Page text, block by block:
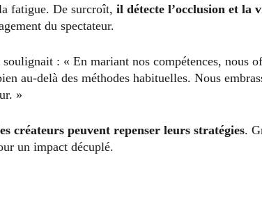
fatigue. De surcroît, il détecte l’occlusion et la
du spectateur.
: « En mariant nos compétences, nous
au-delà des méthodes habituelles. Nous
»
créateurs peuvent repenser leurs stratégies.
un impact décuplé.